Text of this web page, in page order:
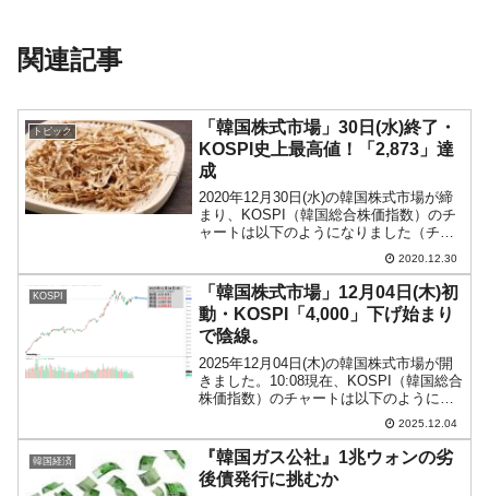
関連記事
トピック
「韓国株式市場」30日(水)終了・
KOSPI史上最高値！「2,873」達
成
2020年12月30日(水)の韓国株式市場が締
まり、KOSPI（韓国総合株価指数）のチ
ャートは以下のようになりました（チャ
ートは『Investing.com』より引用）。
KOSPI史上最高値！です。 「2,873」ま
できました。以下は投資家...
2020.12.30
KOSPI
「韓国株式市場」12月04日(木)初
動・KOSPI「4,000」下げ始まり
で陰線。
2025年12月04日(木)の韓国株式市場が開
きました。10:08現在、KOSPI（韓国総合
株価指数）のチャートは以下のようにな
『Investing.com』より引用）。ちょい下
げで始まり、現在のところ陰線。
KOSPI...
2025.12.04
韓国経済
『韓国ガス公社』1兆ウォンの劣
後債発行に挑むか